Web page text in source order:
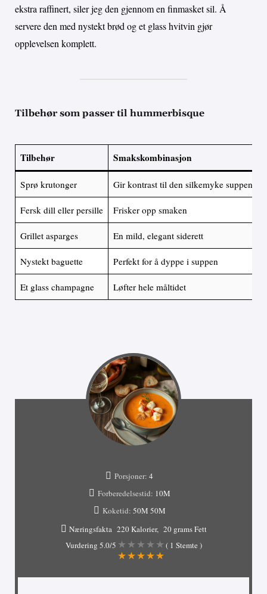
ekstra raffinert, siler jeg den gjennom en finmasket sil. Å
servere den med nystekt brød og et glass hvitvin gjør
opplevelsen komplett.
Tilbehør som passer til hummerbisque
Tilbehør Smakskombinasjon
Sprø krutonger Gir kontrast til den silkemyke suppen
Fersk dill eller persille Frisker opp smaken
Grillet asparges En mild, elegant siderett
Nystekt baguette Perfekt for å dyppe i suppen
Et glass champagne Løfter hele måltidet
Porsjoner: 4
Forberedelsestid: 10M
Koketid: 50M 50M
Næringsfakta 220 Kalorier
20 grams Fett
Vurdering 5.0/5 ( 1 Stemte )